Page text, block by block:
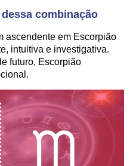
combinação
ascendente em Escorpião
intuitiva e investigativa.
futuro, Escorpião